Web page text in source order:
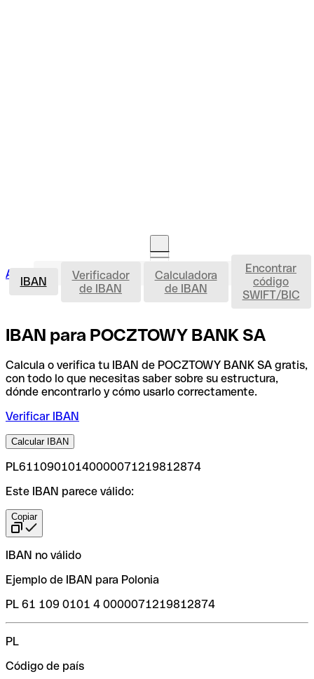
Acceso clientesAbrir cuenta IBAN
IBAN
Verificador
de IBAN
Calculadora
de IBAN
Encontrar
código
SWIFT/BIC
IBAN para POCZTOWY BANK SA
Calcula o verifica tu IBAN de POCZTOWY BANK SA gratis,
con todo lo que necesitas saber sobre su estructura,
dónde encontrarlo y cómo usarlo correctamente.
Verificar IBAN
Calcular IBAN
PL61109010140000071219812874
Este IBAN parece válido:
Copiar
IBAN no válido
Ejemplo de IBAN para Polonia
PL 61 109 0101 4 0000071219812874
PL
Código de país